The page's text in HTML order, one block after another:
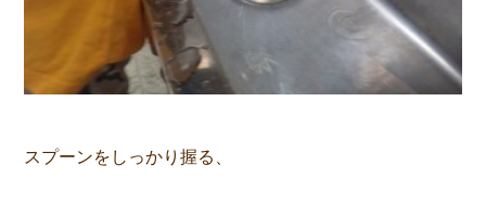
スプーンをしっかり握る、